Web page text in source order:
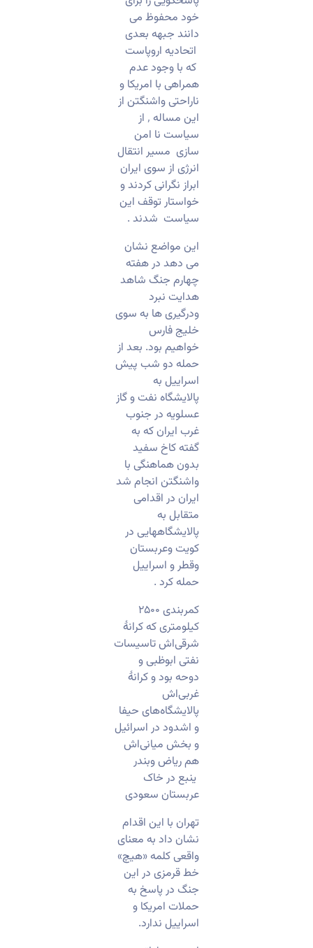
خود محفوظ می
دانند جبهه بعدی
اتحادیه اروپاست
که با وجود عدم
همراهی با امریکا و
ناراحتی واشنگتن از
این مساله ٬ از
سیاست نا امن
سازی مسیر انتقال
انرژی از سوی ایران
ابراز نگرانی کردند و
خواستار توقف این
سیاست شدند .
این مواضع نشان
می دهد در هفته
چهارم جنگ شاهد
هدایت نبرد
ودرگیری ها به سوی
خلیج فارس
خواهیم بود. بعد از
حمله دو شب پیش
اسراییل به
پالایشگاه نفت و گاز
عسلویه در جنوب
غرب ایران که به
گفته کاخ سفید
بدون هماهنگی با
واشنگتن انجام شد
ایران در اقدامی
متقابل به
پالایشگاههایی در
کویت وعربستان
وقطر و اسراییل
حمله کرد .
کمربندی ۲۵۰۰
کیلومتری که کرانۀ
شرقی‌اش تاسیسات
نفتی ابوظبی و
دوحه بود و کرانۀ
غربی‌اش
پالایشگاه‌های حیفا
و اشدود در اسرائیل
و بخش میانی‌اش
هم ریاض وبندر
ینبع در خاک
عربستان سعودی
تهران با این اقدام
نشان داد به معنای
واقعی کلمه «هیچ»
خط قرمزی در این
جنگ در پاسخ به
حملات امریکا و
اسراییل ندارد.